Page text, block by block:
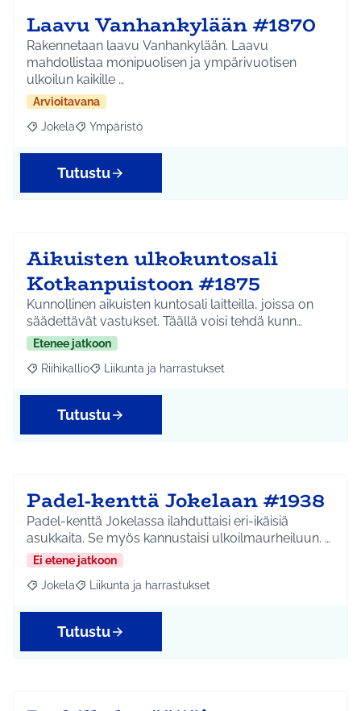
Laavu Vanhankylään #1870
Rakennetaan laavu Vanhankylään. Laavu
mahdollistaa monipuolisen ja ympärivuotisen
ulkoilun kaikille …
Arvioitavana
Rajaa tulokset aihepiirin mukaan: Jokela
Jokela Rajaa tulokset teeman mukaan: Ympäristö
Ympäristö
Tutustu
Aikuisten ulkokuntosali
Kotkanpuistoon #1875
Kunnollinen aikuisten kuntosali laitteilla, joissa on
säädettävät vastukset. Täällä voisi tehdä kunn…
Etenee jatkoon
Rajaa tulokset aihepiirin mukaan: Riihikallio
Riihikallio Rajaa tulokset teeman mukaan: Liikunta ja
Liikunta ja harrastukset
Tutustu
Padel-kenttä Jokelaan #1938
Padel-kenttä Jokelassa ilahduttaisi eri-ikäisiä
asukkaita. Se myös kannustaisi ulkoilmaurheiluun. …
Ei etene jatkoon
Rajaa tulokset aihepiirin mukaan: Jokela
Jokela Rajaa tulokset teeman mukaan: Liikunta ja
Liikunta ja harrastukset
Tutustu